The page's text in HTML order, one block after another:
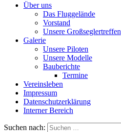
Über uns
Das Fluggelände
Vorstand
Unsere Großseglertreffen
Galerie
Unsere Piloten
Unsere Modelle
Bauberichte
Termine
Vereinsleben
Impressum
Datenschutzerklärung
Interner Bereich
Suchen nach: